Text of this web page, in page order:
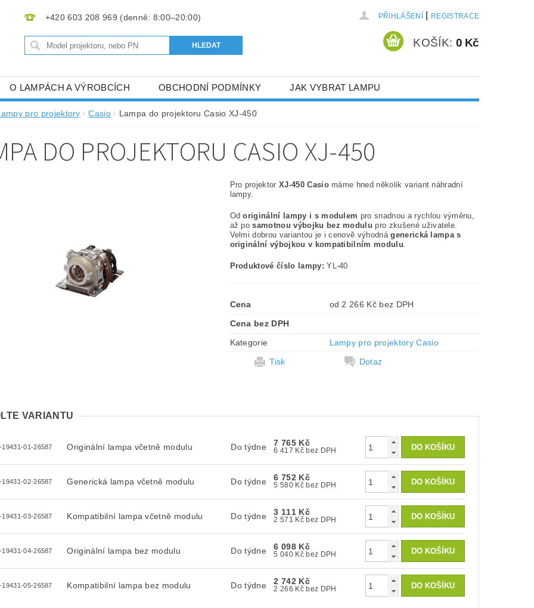
+420 603 208 969 PŘIHLÁŠENÍ REGISTRACE
KOŠÍK: 0 Kč
O LAMPÁCH A VÝROBCÍCH OBCHODNÍ PODMÍNKY JAK VYBRAT LAMPU
pro projektory Casio Lampa do projektoru Casio XJ-450
DO PROJEKTORU CASIO XJ-450
Pro projektor XJ-450 Casiomáme hned několik variant náhradní
lampy.
Odoriginální lampy i s modulem pro snadnou a rychlou výměnu,
až posamotnou výbojku bez modulu pro zkušené uživatele.
Velmi dobrou variantou je i cenově výhodnágenerická lampa s
originální výbojkou v kompatibilním modulu.
Produktové číslo lampy: YL-40
Cena
od 2 266 Kč bez DPH
Cena bez DPH
Kategorie
Lampy pro projektory Casio
Tisk
Dotaz
VARIANTU
19431-01-26587 Originální lampa včetně modulu Do týdne 7 765 Kč
6 417 Kč bez DPH
19431-02-26587 Generická lampa včetně modulu Do týdne 6 752 Kč
5 580 Kč bez DPH
19431-03-26587 Kompatibilní lampa včetně modulu Do týdne 3 111 Kč
2 571 Kč bez DPH
19431-04-26587 Originální lampa bez modulu Do týdne 6 098 Kč
5 040 Kč bez DPH
19431-05-26587 Kompatibilní lampa bez modulu Do týdne 2 742 Kč
2 266 Kč bez DPH